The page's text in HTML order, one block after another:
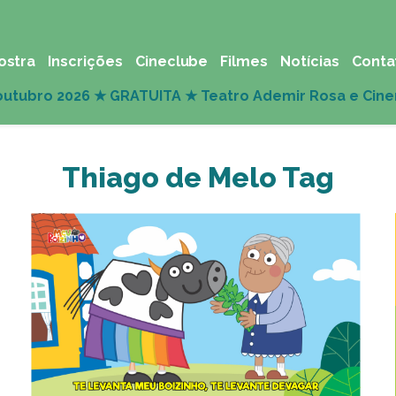
Inscrições Cineclube Filmes Notícias
Thiago de Melo Tag